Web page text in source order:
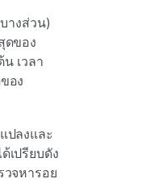
างส่วน)
ดของ
เวลา
อง
ปลงและ
เปรียบดัง
วจหารอย